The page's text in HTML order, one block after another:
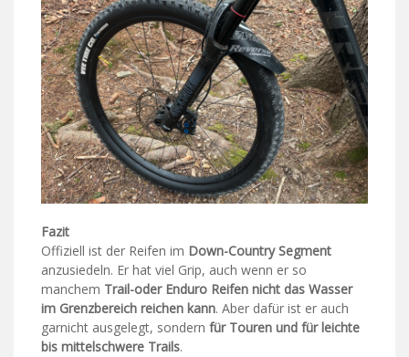
Fazit
Offiziell ist der Reifen im Down-Country Segment
anzusiedeln. Er hat viel Grip, auch wenn er so
manchem Trail-oder Enduro Reifen nicht das Wasser
im Grenzbereich reichen kann. Aber dafür ist er auch
garnicht ausgelegt, sondern für Touren und für leichte
bis mittelschwere Trails.